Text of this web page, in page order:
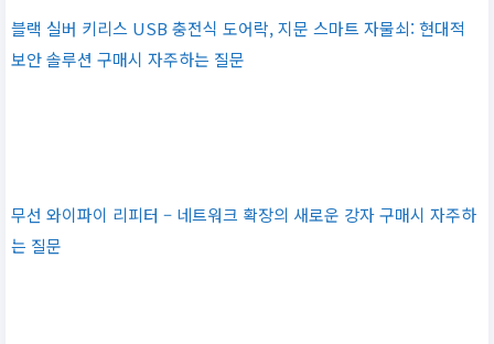
블랙 실버 키리스 USB 충전식 도어락, 지문 스마트 자물쇠: 현대적
보안 솔루션 구매시 자주하는 질문
무선 와이파이 리피터 – 네트워크 확장의 새로운 강자 구매시 자주하
는 질문